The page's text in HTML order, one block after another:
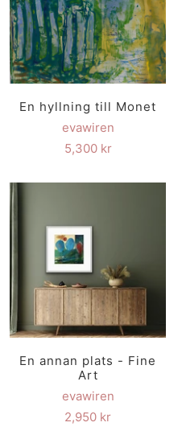
En hyllning till Monet
evawiren
5,300 kr
En annan plats - Fine
Art
evawiren
2,950 kr